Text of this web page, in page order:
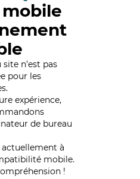
n’est pas
pour les
expérience,
de bureau
à
mobile.
!